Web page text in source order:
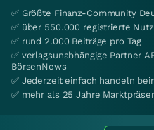
✅ Größte Finanz-Community
✅ über 550.000 registrierte
✅ rund 2.000 Beiträge pro Tag
✅ verlagsunabhängige Partner
BörsenNews
✅ Jederzeit einfach handeln
✅ mehr als 25 Jahre